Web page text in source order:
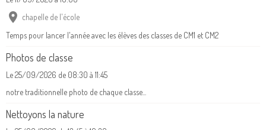
chapelle de l'école
Temps pour lancer l'année avec les élèves des classes de CM1 et CM2
Photos de classe
Le 25/09/2026 de 08:30 à 11:45
notre traditionnelle photo de chaque classe...
Nettoyons la nature